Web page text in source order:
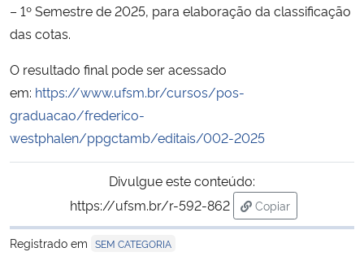
Advocacia-Geral da União
Banco Central do Brasil
– 1º Semestre de 2025, para elaboração da classificação
das cotas.
O resultado final pode ser acessado
em: https://www.ufsm.br/cursos/pos-
graduacao/frederico-
westphalen/ppgctamb/editais/002-2025
Divulgue este conteúdo:
https://ufsm.br/r-592-862
Copiar
para área de
Registrado em SEM CATEGORIA